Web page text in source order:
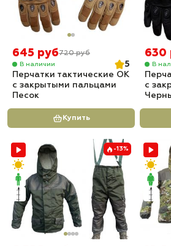
645 руб720 руб
В наличии
5
Перчатки тактические OK
с закрытыми пальцами
Песок
Купить
630
В
с
-13%